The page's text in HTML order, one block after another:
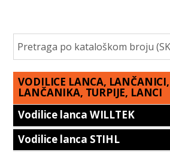
VODILICE LANCA,
LANČANIKA, TURPIJE, LANCI
Vodilice lanca WILLTEK
Vodilice lanca STIHL